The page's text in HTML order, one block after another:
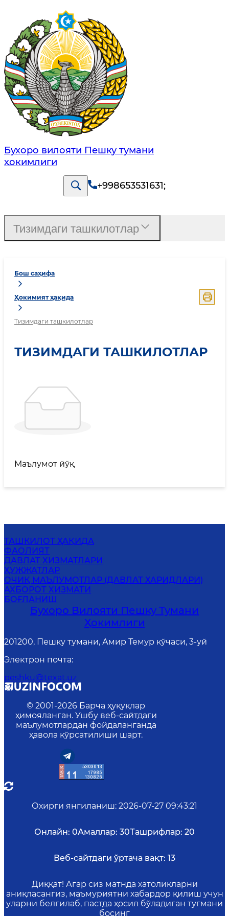
Бухоро вилояти Пешку тумани
ҳокимлиги
+998653531631;
Бош саҳифа
Ҳокимият ҳақида
Тизимдаги ташкилотлар
ТИЗИМДАГИ ТАШКИЛОТЛАР
Маълумот йўқ
Тизимдаги ташкилотлар
ТАШКИЛОТ ҲАҚИДА
ФАОЛИЯТ
ДАВЛАТ ХИЗМАТЛАРИ
ҲУЖЖАТЛАР
ОЧИҚ МАЪЛУМОТЛАР (ДАВЛАТ ХАРИДЛАРИ)
АХБОРОТ ХИЗМАТИ
БОҒЛАНИШ
Бухоро Вилояти Пешку Тумани
Ҳокимлиги
201200, Пешку тумани, Амир Темур кўчаси, 3-уй
Электрон почта:
peshku@texat.uz
© 2001-2026 Барча ҳуқуқлар
ҳимояланган. Ушбу веб-сайтдаги
маълумотлардан фойдаланганда
ҳавола кўрсатилиши шарт.
Охирги янгиланиш: 2026-07-27 09:43:21
Онлайн: 0Амаллар: 30Ташрифлар: 20
Веб-сайтдаги ўртача вақт: 13
Диққат! Агар сиз матнда хатоликларни
аниқласангиз, маъмуриятни хабардор қилиш учун
уларни белгилаб, пастда ҳосил бўладиган тугмани
босинг